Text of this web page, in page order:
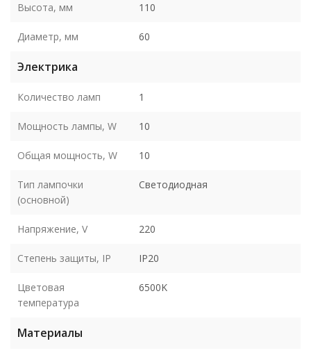
Высота, мм 110
Диаметр, мм 60
Электрика
Количество ламп 1
Мощность лампы, W 10
Общая мощность, W 10
Тип лампочки
(основной)
Светодиодная
Напряжение, V 220
Степень защиты, IP IP20
Цветовая
температура
6500K
Материалы